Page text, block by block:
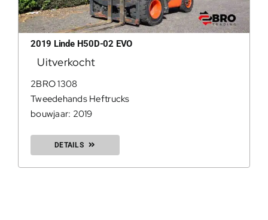
2019 Linde H50D-02 EVO
Uitverkocht
2BRO 1308
Tweedehands Heftrucks
bouwjaar: 2019
DETAILS